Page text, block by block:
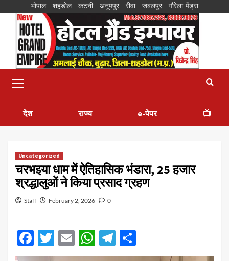
भोपाल शहडोल कटनी अनूपपुर रीवा जबलपुर गौरेला-पेंड्रा
देश राज्य e-पेपर 📺
Uncategorized
चरभइया धाम में ऐतिहासिक भंडारा, 25 हजार
श्रद्धालुओं ने किया प्रसाद ग्रहण
Staff February 2, 2026 0
Facebook
Twitter
EmailWhatsApp
Telegram